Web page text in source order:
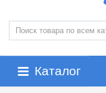
Каталог